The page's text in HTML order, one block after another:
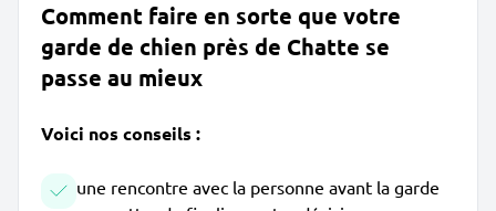
Comment faire en sorte que votre
garde de chien près de Chatte se
passe au mieux
Voici nos conseils :
une rencontre avec la personne avant la garde